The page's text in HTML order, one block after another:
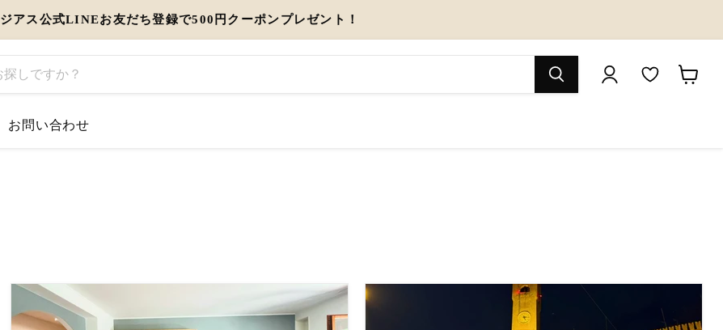
ジアス公式LINEお友だち登録で500円クーポンプレゼント！
お問い合わせ